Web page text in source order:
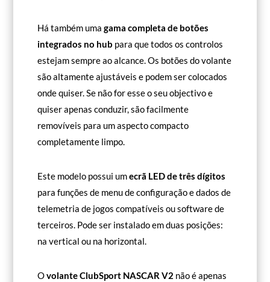
Há também umagama completa de botões
integrados no hub para que todos os controlos
estejam sempre ao alcance. Os botões do volante
são altamente ajustáveis e podem ser colocados
onde quiser. Se não for esse o seu objectivo e
quiser apenas conduzir, são facilmente
removíveis para um aspecto compacto
completamente limpo.
Este modelo possui umecrã LED de três dígitos
para funções de menu de configuração e dados de
telemetria de jogos compatíveis ou software de
terceiros. Pode ser instalado em duas posições:
na vertical ou na horizontal.
Ovolante ClubSport NASCAR V2 não é apenas